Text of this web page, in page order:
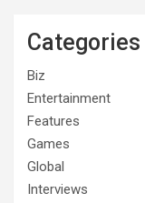
Categories
Biz
Entertainment
Features
Games
Global
Interviews